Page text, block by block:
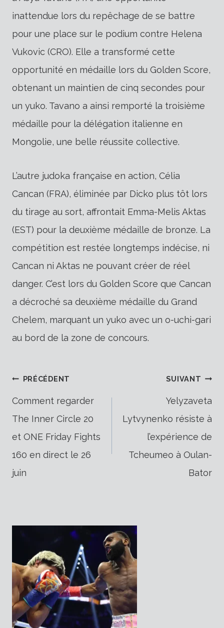
inattendue lors du repêchage de se battre
pour une place sur le podium contre Helena
Vukovic (CRO). Elle a transformé cette
opportunité en médaille lors du Golden Score,
obtenant un maintien de cinq secondes pour
un yuko. Tavano a ainsi remporté la troisième
médaille pour la délégation italienne en
Mongolie, une belle réussite collective.
L’autre judoka française en action, Célia
Cancan (FRA), éliminée par Dicko plus tôt lors
du tirage au sort, affrontait Emma-Melis Aktas
(EST) pour la deuxième médaille de bronze. La
compétition est restée longtemps indécise, ni
Cancan ni Aktas ne pouvant créer de réel
danger. C’est lors du Golden Score que Cancan
a décroché sa deuxième médaille du Grand
Chelem, marquant un yuko avec un o-uchi-gari
au bord de la zone de concours.
Navigation
de
l’article
PRÉCÉDENT
Comment regarder
The Inner Circle 20
et ONE Friday Fights
160 en direct le 26
juin
SUIVANT
Yelyzaveta
Lytvynenko résiste à
l’expérience de
Tcheumeo à Oulan-
Bator